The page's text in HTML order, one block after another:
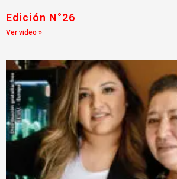
Edición N°26
Ver video »